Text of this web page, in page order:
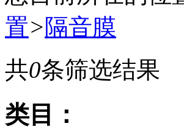
置>隔音膜
共0条筛选结果
类目：